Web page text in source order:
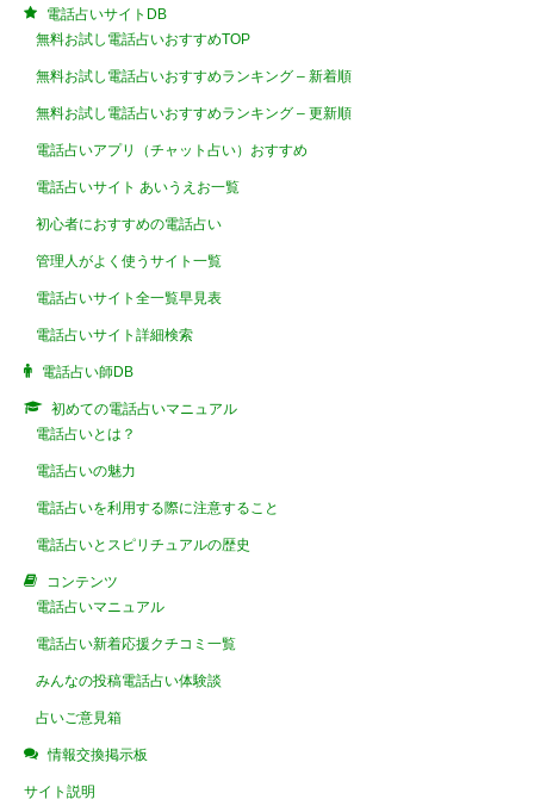
電話占いサイトDB
無料お試し電話占いおすすめTOP
無料お試し電話占いおすすめランキング – 新着順
無料お試し電話占いおすすめランキング – 更新順
電話占いアプリ（チャット占い）おすすめ
電話占いサイト あいうえお一覧
初心者におすすめの電話占い
管理人がよく使うサイト一覧
電話占いサイト全一覧早見表
電話占いサイト詳細検索
電話占い師DB
初めての電話占いマニュアル
電話占いとは？
電話占いの魅力
電話占いを利用する際に注意すること
電話占いとスピリチュアルの歴史
コンテンツ
電話占いマニュアル
電話占い新着応援クチコミ一覧
みんなの投稿電話占い体験談
占いご意見箱
情報交換掲示板
サイト説明